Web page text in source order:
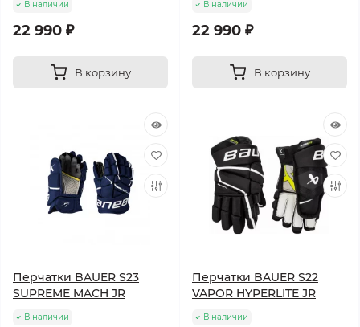
В наличии
22 990 ₽
В корзину
В наличии
22 990 ₽
В корзину
Перчатки BAUER S23
SUPREME MACH JR
В наличии
Перчатки BAUER S22
VAPOR HYPERLITE JR
В наличии